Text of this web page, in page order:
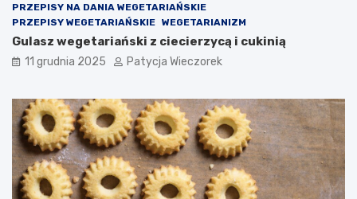
PRZEPISY NA DANIA WEGETARIAŃSKIE
PRZEPISY WEGETARIAŃSKIE WEGETARIANIZM
Gulasz wegetariański z ciecierzycą i cukinią
11 grudnia 2025 Patycja Wieczorek